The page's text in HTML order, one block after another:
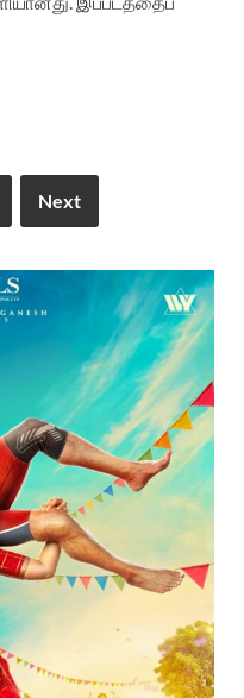
Next